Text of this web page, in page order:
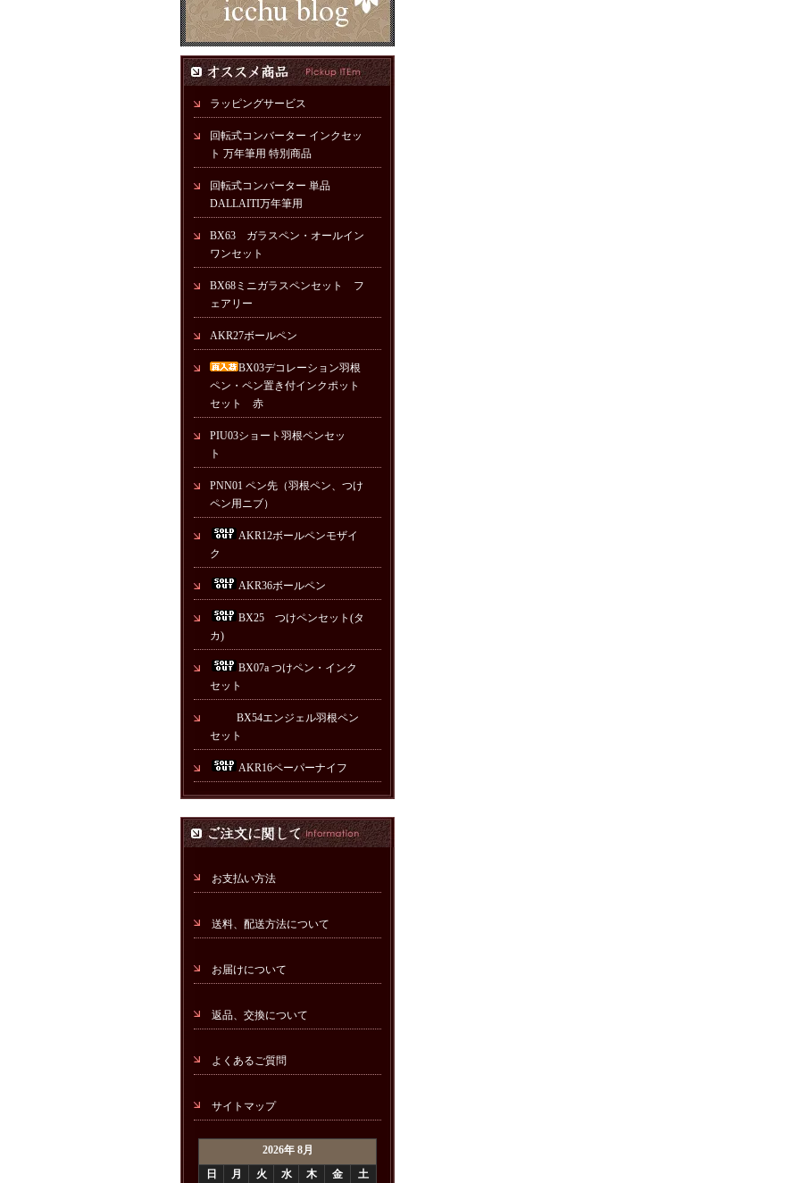
ラッピングサービス
回転式コンバーター インクセッ
ト 万年筆用 特別商品
回転式コンバーター 単品
DALLAITI万年筆用
BX63 ガラスペン・オールイン
ワンセット
BX68ミニガラスペンセット フ
ェアリー
AKR27ボールペン
BX03デコレーション羽根
ペン・ペン置き付インクポット
セット 赤
PIU03ショート羽根ペンセッ
ト
PNN01 ペン先（羽根ペン、つけ
ペン用ニブ）
AKR12ボールペンモザイ
ク
AKR36ボールペン
BX25 つけペンセット(タ
カ)
BX07a つけペン・インク
セット
BX54エンジェル羽根ペン
セット
AKR16ペーパーナイフ
お支払い方法
送料、配送方法について
お届けについて
返品、交換について
よくあるご質問
サイトマップ
2026年 8月
日
月 火 水 木 金 土